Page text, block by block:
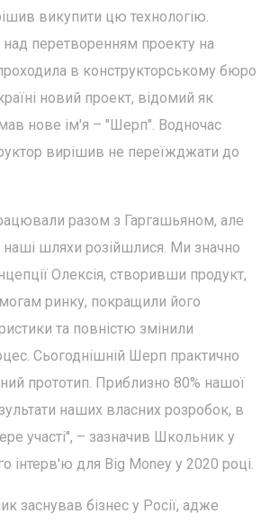
викупити цю технологію.
перетворенням проекту на
в конструкторському бюро
новий проект, відомий як
нове ім'я – "Шерп". Водночас
вирішив не переїжджати до
разом з Гаргашьяном, але
наші шляхи розійшлися. Ми значно
Олексія, створивши продукт,
ринку, покращили його
та повністю змінили
Сьогоднішній Шерп практично
прототип. Приблизно 80% нашої
наших власних розробок, в
участі", – зазначив Школьник у
інтерв'ю для Big Money у 2020 році.
заснував бізнес у Росії, адже